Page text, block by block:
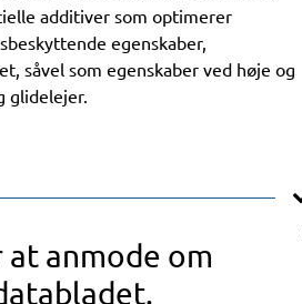
additiver som optimerer
egenskaber,
såvel som egenskaber ved høje og
glidelejer.
anmode om